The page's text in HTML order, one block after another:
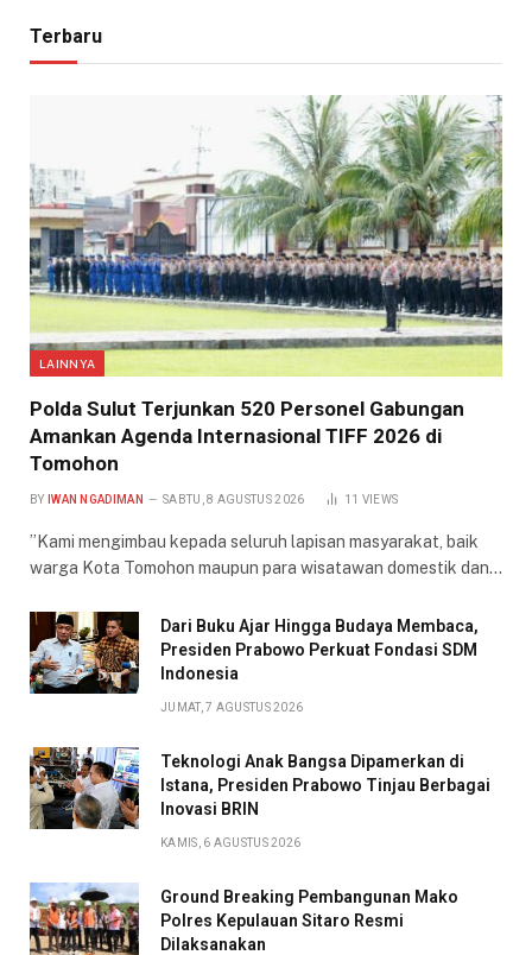
Terbaru
LAINNYA
​Polda Sulut Terjunkan 520 Personel Gabungan
Amankan Agenda Internasional TIFF 2026 di
Tomohon
BY IWAN NGADIMAN SABTU, 8 AGUSTUS 2026 11 VIEWS
​”Kami mengimbau kepada seluruh lapisan masyarakat, baik
warga Kota Tomohon maupun para wisatawan domestik dan…
Dari Buku Ajar Hingga Budaya Membaca,
Presiden Prabowo Perkuat Fondasi SDM
Indonesia
JUMAT, 7 AGUSTUS 2026
Teknologi Anak Bangsa Dipamerkan di
Istana, Presiden Prabowo Tinjau Berbagai
Inovasi BRIN
KAMIS, 6 AGUSTUS 2026
Ground Breaking Pembangunan Mako
Polres Kepulauan Sitaro Resmi
Dilaksanakan